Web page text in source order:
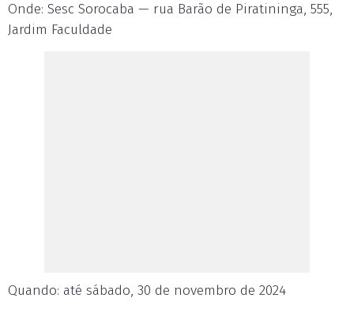
Onde: Sesc Sorocaba — rua Barão de Piratininga, 555,
Jardim Faculdade
Quando: até sábado, 30 de novembro de 2024